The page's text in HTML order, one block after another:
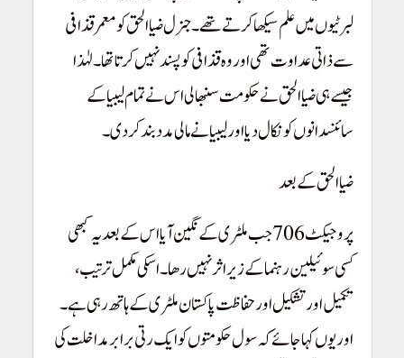
لبرٹیوں میں علم سیکھا کرتے تھے۔ جنرل ضیاالحق کو معمر قذافی
سے ذاتی عداوت تھی اور وہ قذافی کو پسند نہیں کرتا تھا۔ لہٰذا
جیسے ہی ضیاالحق نے حکومت سنبھالی اس نے تمام لیبیا کے
سائنسدانوں کو نکال دیا اور لیبیا نے مالی مدد بند کر دی۔
ضیاالحق کے بعد
پروجیکٹ 706 جب ملٹری کے نگین آیا اس کے بعد یہ کبھی
کسی سوئیلین رہنما کے زیراثر نہیں رھا۔ اسکی مکمل ترتیب،
تکمیل اور تشکیل اور حفاظت پاکستان ملٹری کے ہاتھ رہی ہے۔
اور یوں کہا جائے کہ سول حکومتوں کو ایک رتی برابر مداخلت کی